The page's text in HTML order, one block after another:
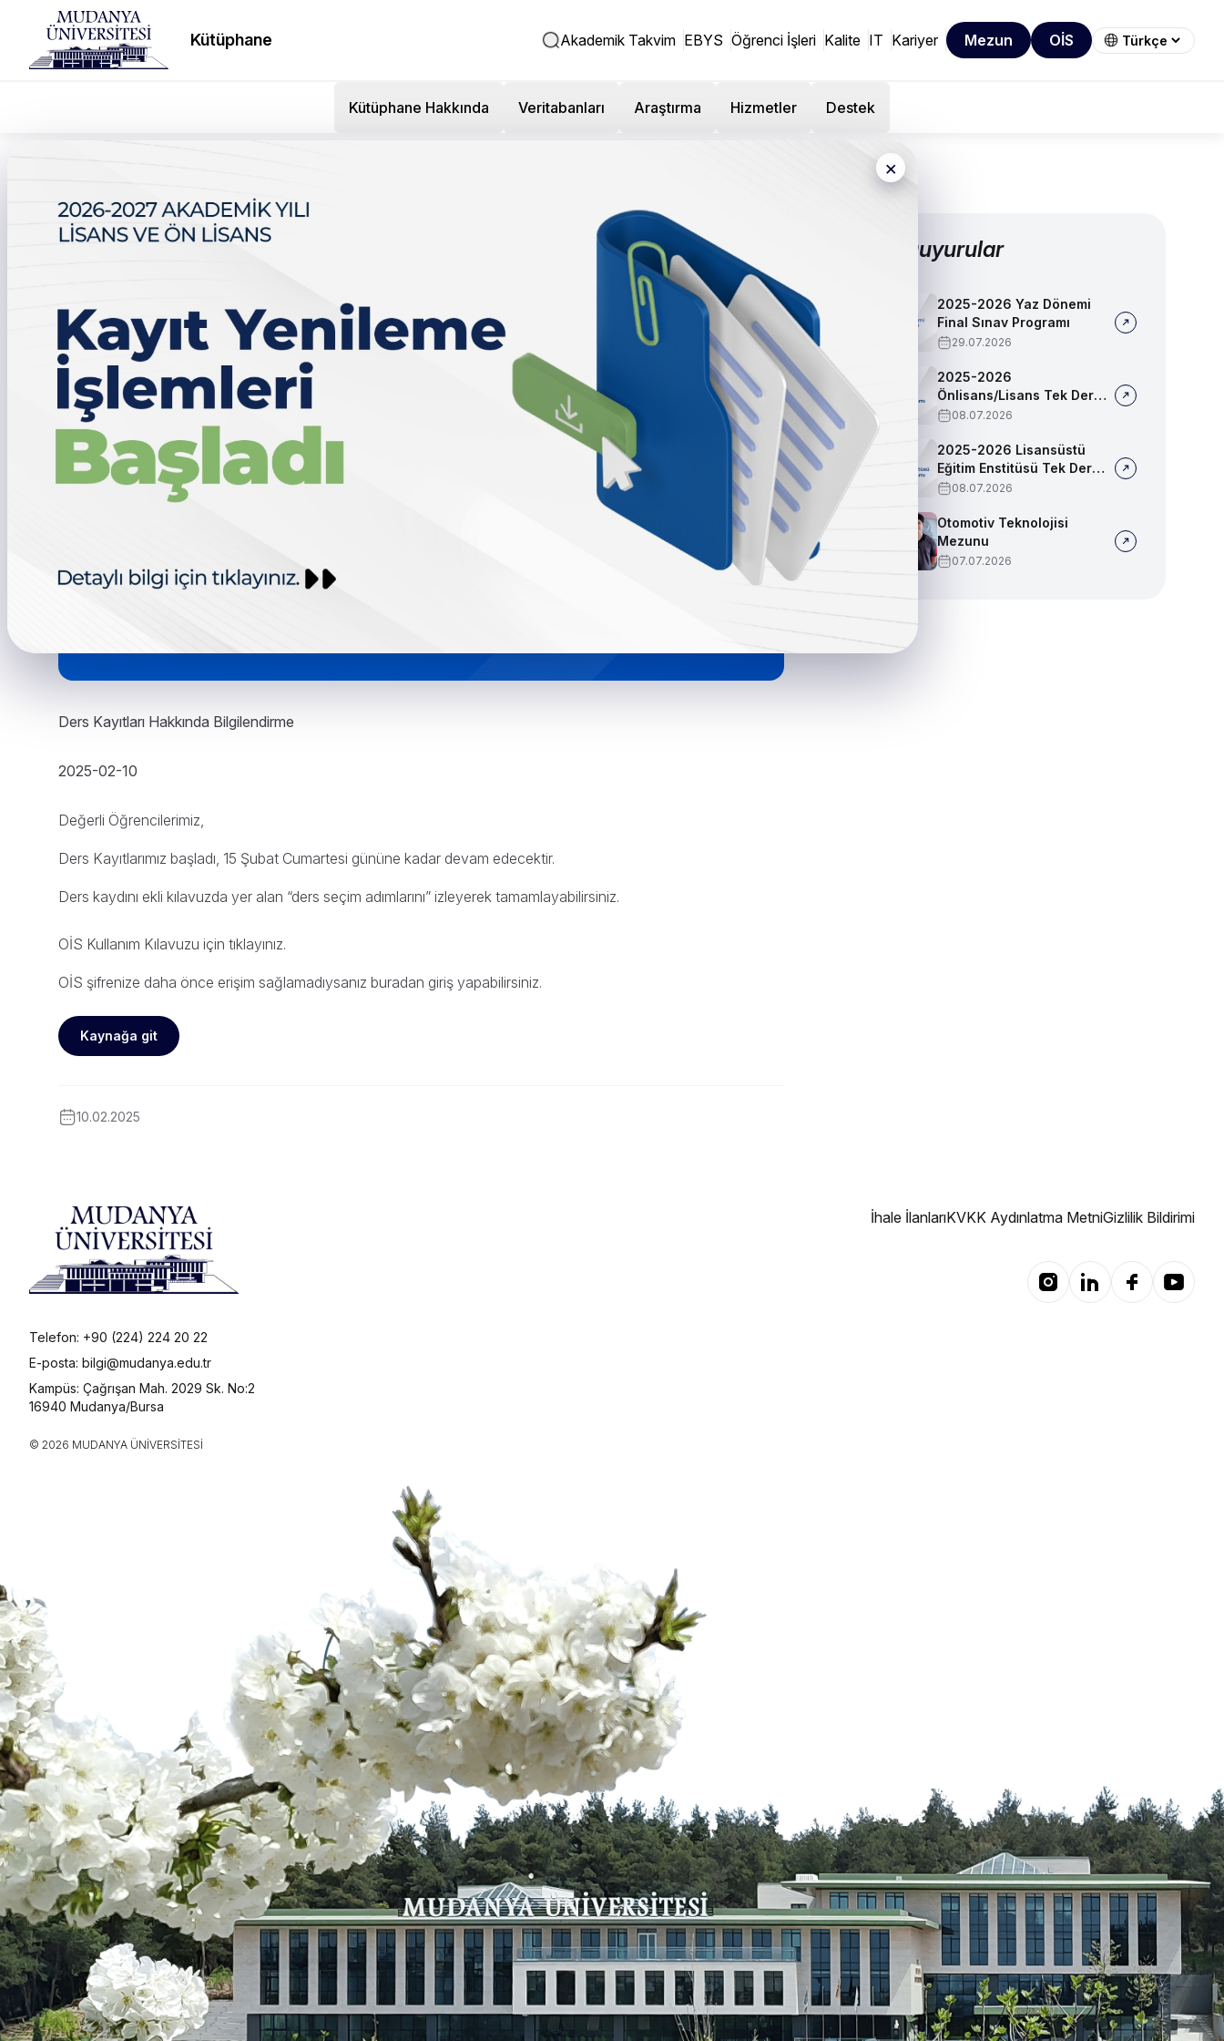
Kütüphane Akademik Takvim EBYS Öğrenci İşleri Kalite IT Kariyer Mezun OİS
Kütüphane Hakkında Veritabanları Araştırma Hizmetler Destek
×
Ders Kayıtları Hakkında Bilgilendirme
Ders Kayıtları Hakkında Bilgilendirme
2025-02-10
Değerli Öğrencilerimiz,
Ders Kayıtlarımız başladı, 15 Şubat Cumartesi gününe kadar devam edecektir.
Ders kaydını ekli kılavuzda yer alan “ders seçim adımlarını” izleyerek tamamlayabilirsiniz.
OİS Kullanım Kılavuzu için tıklayınız.
OİS şifrenize daha önce erişim sağlamadıysanız buradan giriş yapabilirsiniz.
Kaynağa git
10.02.2025
Diğer Duyurular
2025-2026 Yaz Dönemi
Final Sınav Programı
29.07.2026
2025-2026
Önlisans/Lisans Tek Ders
Sınav Programı
08.07.2026
2025-2026 Lisansüstü
Eğitim Enstitüsü Tek Ders
Sınav Programı
08.07.2026
Otomotiv Teknolojisi
Mezunu
07.07.2026
Telefon: +90 (224) 224 20 22
E-posta: bilgi@mudanya.edu.tr
Kampüs: Çağrışan Mah. 2029 Sk. No:2
16940 Mudanya/Bursa
© 2026 MUDANYA ÜNIVERSITESI
İhale İlanlarıKVKK Aydınlatma MetniGizlilik Bildirimi